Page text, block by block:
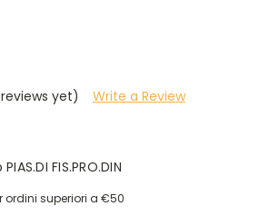
yet) Write a Review
FIS.PRO.DIN
ordini superiori a €50